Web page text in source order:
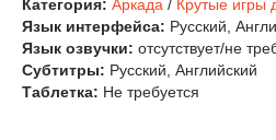
Категория: Аркада / Крутые игры
Язык интерфейса: Русский,
Язык озвучки: отсутствует/не
Субтитры: Русский, Английский
Таблетка: Не требуется